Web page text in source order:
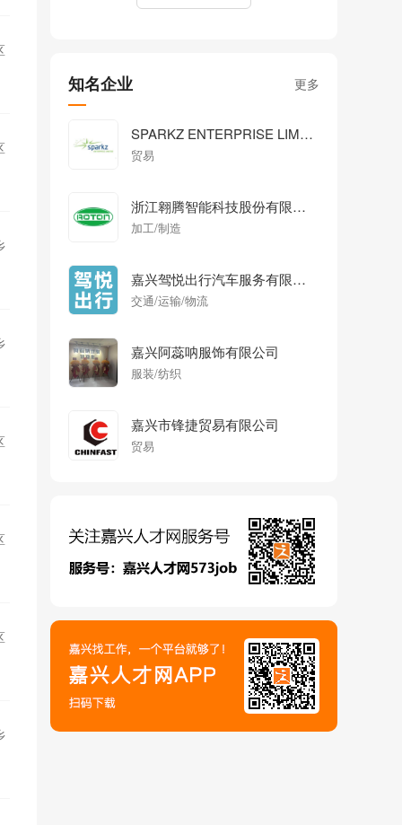
知名企业 更多
SPARKZ ENTERPRISE LIMITED
贸易
浙江翱腾智能科技股份有限公司
加工/制造
嘉兴驾悦出行汽车服务有限公司
交通/运输/物流
嘉兴阿蕊呐服饰有限公司
服装/纺织
嘉兴市锋捷贸易有限公司
贸易